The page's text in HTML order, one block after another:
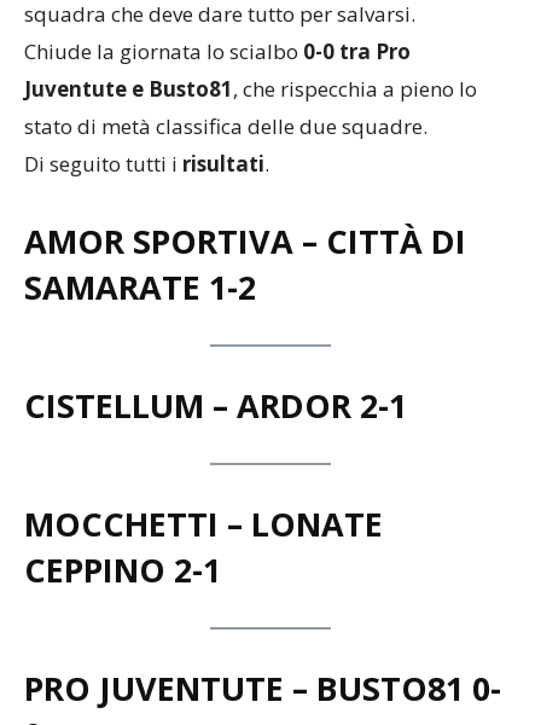
Marco e Samarate, ma mai sottovalutare una
squadra che deve dare tutto per salvarsi.
Chiude la giornata lo scialbo0-0 tra Pro
Juventute e Busto81, che rispecchia a pieno lo
stato di metà classifica delle due squadre.
AMOR SPORTIVA – CITTÀ DI
MOCCHETTI – LONATE